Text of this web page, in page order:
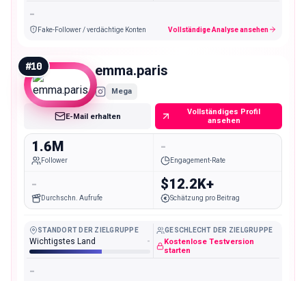
-
Fake-Follower / verdächtige Konten Vollständige Analyse ansehen
#10 emma.paris
Mega
E-Mail erhalten
Vollständiges Profil
ansehen
1.6M
Follower
-
Engagement-Rate
-
Durchschn. Aufrufe
$12.2K+
Schätzung pro Beitrag
STANDORT DER ZIELGRUPPE
Wichtigstes Land -
GESCHLECHT DER ZIELGRUPPE
Kostenlose Testversion
starten
-